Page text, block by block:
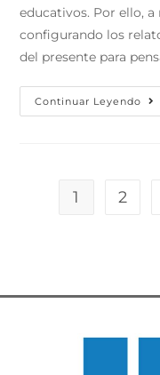
educativos. Por ello,
configurando los
del presente para
Continuar Leyendo
1 2